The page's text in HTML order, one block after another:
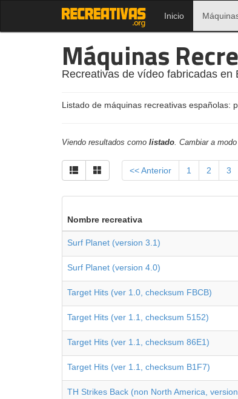
Inicio
Máquinas
Recreativas de vídeo fabricadas en
Listado de máquinas recreativas españolas:
Viendo resultados como listado. Cambiar a modo
<< Anterior 1 2 3
Nombre recreativa
Surf Planet (version 3.1)
Surf Planet (version 4.0)
Target Hits (ver 1.0, checksum FBCB)
Target Hits (ver 1.1, checksum 5152)
Target Hits (ver 1.1, checksum 86E1)
Target Hits (ver 1.1, checksum B1F7)
TH Strikes Back (non North America,